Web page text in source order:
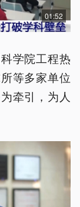
01:52
学院工程热
等多家单位
牵引，为人